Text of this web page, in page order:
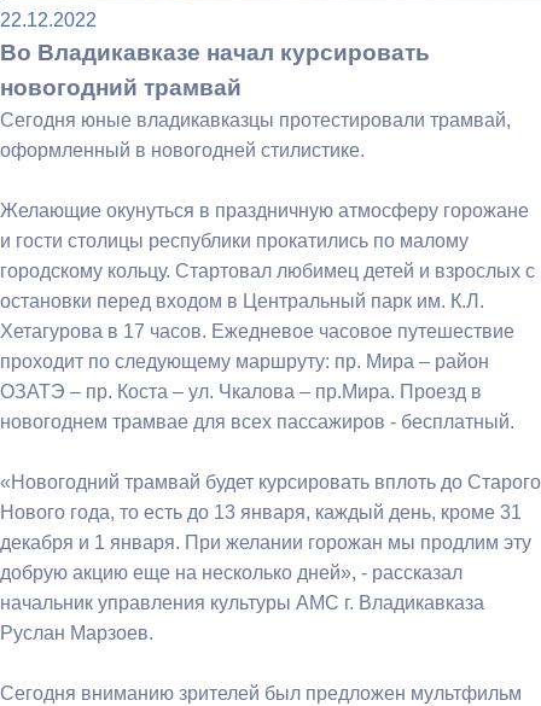
22.12.2022
Во Владикавказе начал курсировать
новогодний трамвай
Сегодня юные владикавказцы протестировали трамвай,
оформленный в новогодней стилистике.
Желающие окунуться в праздничную атмосферу горожане
и гости столицы республики прокатились по малому
городскому кольцу. Стартовал любимец детей и взрослых с
остановки перед входом в Центральный парк им. К.Л.
Хетагурова в 17 часов. Ежедневое часовое путешествие
проходит по следующему маршруту: пр. Мира – район
ОЗАТЭ – пр. Коста – ул. Чкалова – пр.Мира. Проезд в
новогоднем трамвае для всех пассажиров - бесплатный.
«Новогодний трамвай будет курсировать вплоть до Старого
Нового года, то есть до 13 января, каждый день, кроме 31
декабря и 1 января. При желании горожан мы продлим эту
добрую акцию еще на несколько дней», - рассказал
начальник управления культуры АМС г. Владикавказа
Руслан Марзоев.
Сегодня вниманию зрителей был предложен мультфильм